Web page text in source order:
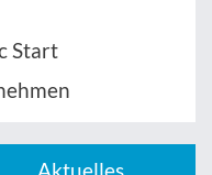
Start